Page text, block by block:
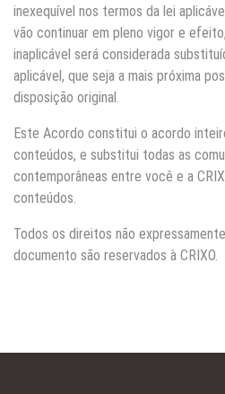
inexequível nos termos da lei
vão continuar em pleno vigor e
inaplicável será considerada
aplicável, que seja a mais próxima
disposição original.
Este Acordo constitui o acordo
conteúdos, e substitui todas as
contemporâneas entre você e a
conteúdos.
Todos os direitos não
documento são reservados à CRIXO.